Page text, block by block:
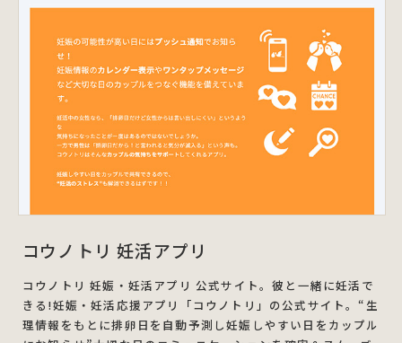
コウノトリ 妊活アプリ
コウノトリ 妊娠・妊活アプリ 公式サイト。彼と一緒に妊活で
きる!妊娠・妊活応援アプリ「コウノトリ」の公式サイト。“生
理情報をもとに排卵日を自動予測し妊娠しやすい日をカップル